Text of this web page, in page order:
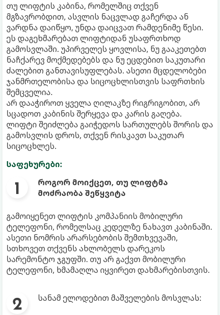
თუ ლიფტის კაბინა, რომელშიც თქვენ
მგზავრობდით, ასვლის ნაცვლად გაჩერდა ან
ვარდნა დაიწყო, უნდა დაიცვათ რამდენიმე წესი.
ეს დაგეხმარებათ ლიფტიდან უსაფრთხოდ
გამოსვლაში. უპირველეს ყოვლისა, ნუ გააკეთებთ
ნაჩქარევ მოქმედებებს და ნუ ეცდებით საკუთარი
ძალებით განთავისუფლებას. ასეთი მცდელობები
ჯანმრთელობისა და სიცოცხლისთვის საფრთხის
შემცველია.
არ დააჭიროთ ყველა ღილაკზე რიგრიგობით, არ
სცადოთ კაბინის შერყევა და კარის გაღება.
ლიფტი შეიძლება გაიჭედოს სართულებს შორის და
გამოსვლის დროს, თქვენ რისკავთ საკუთარ
სიცოცხლეს.
საფეხურები:
როგორ მოიქცეთ, თუ ლიფტმა
მოძრაობა შეწყვიტა
გამოიყენეთ ლიფტის კომპანიის მობილური
ტელეფონი, რომელსაც კედელზე ნახავთ კაბინაში.
ასეთი ნომრის არარსებობის შემთხვევაში,
სთხოვეთ თქვენს ახლობელს დარეკოს
სარემონტო ჯგუფში. თუ არ გაქვთ მობილური
ტელეფონი, ხმამაღლა იყვირეთ დახმარებისთვის.
სანამ ელოდებით მაშველების მოსვლას: